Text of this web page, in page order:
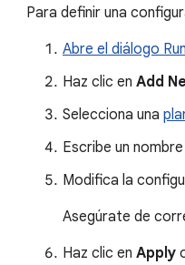
Para definir una
Abre el diálogo
Haz clic en Add
Selecciona una
Escribe un
Modifica la
Asegúrate de
Haz clic en Apply